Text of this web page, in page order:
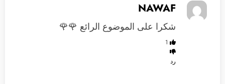
NAWAF
شكرا على الموضوع الرائع 🌹🌹
1
رد